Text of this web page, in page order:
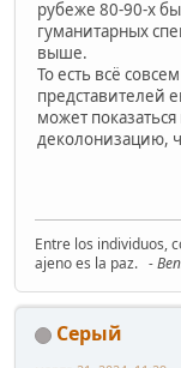
рубеже 80-90-х
гуманитарных
выше.
То есть всё
представителей
может
деколонизацию,
Entre los individuos,
ajeno es la paz. -
Серый